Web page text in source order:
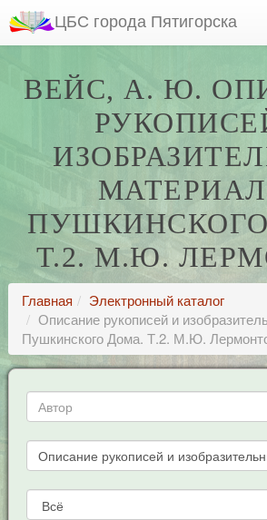
ЦБС города Пятигорска
ВЕЙС, А. Ю.
Т.2. М.Ю.
Главная
Электронный каталог
Описание рукописей и
Пушкинского Дома. Т.2. М.Ю.